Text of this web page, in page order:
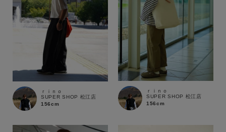
ｒｉｎｏ
SUPER SHOP 松江店
156cm
ｒｉｎｏ
SUPER SHOP 松江店
156cm